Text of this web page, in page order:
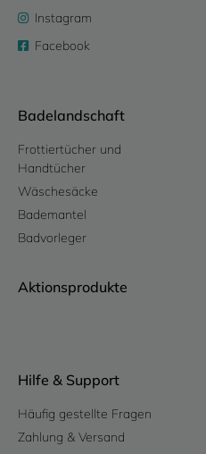
Instagram
Facebook
Badelandschaft
Frottiertücher und
Handtücher
Wäschesäcke
Bademantel
Badvorleger
Aktionsprodukte
Hilfe & Support
Häufig gestellte Fragen
Zahlung & Versand